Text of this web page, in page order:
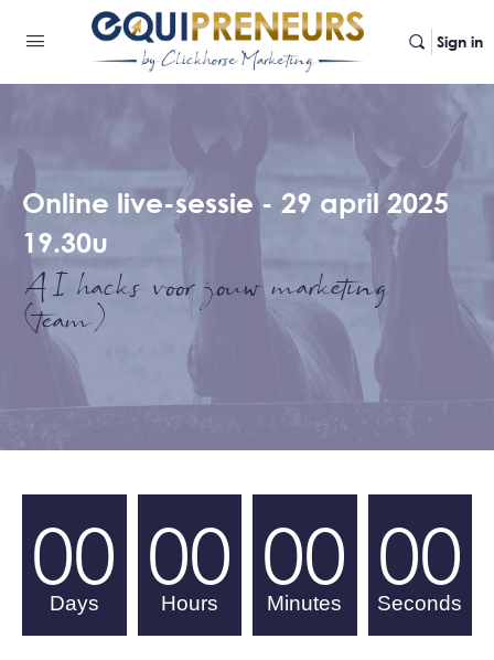
Sign in
Online live-sessie - 29 april 2025
19.30u
AI hacks voor jouw marketing
(team)
00
Days
00
Hours
00
Minutes
00
Seconds